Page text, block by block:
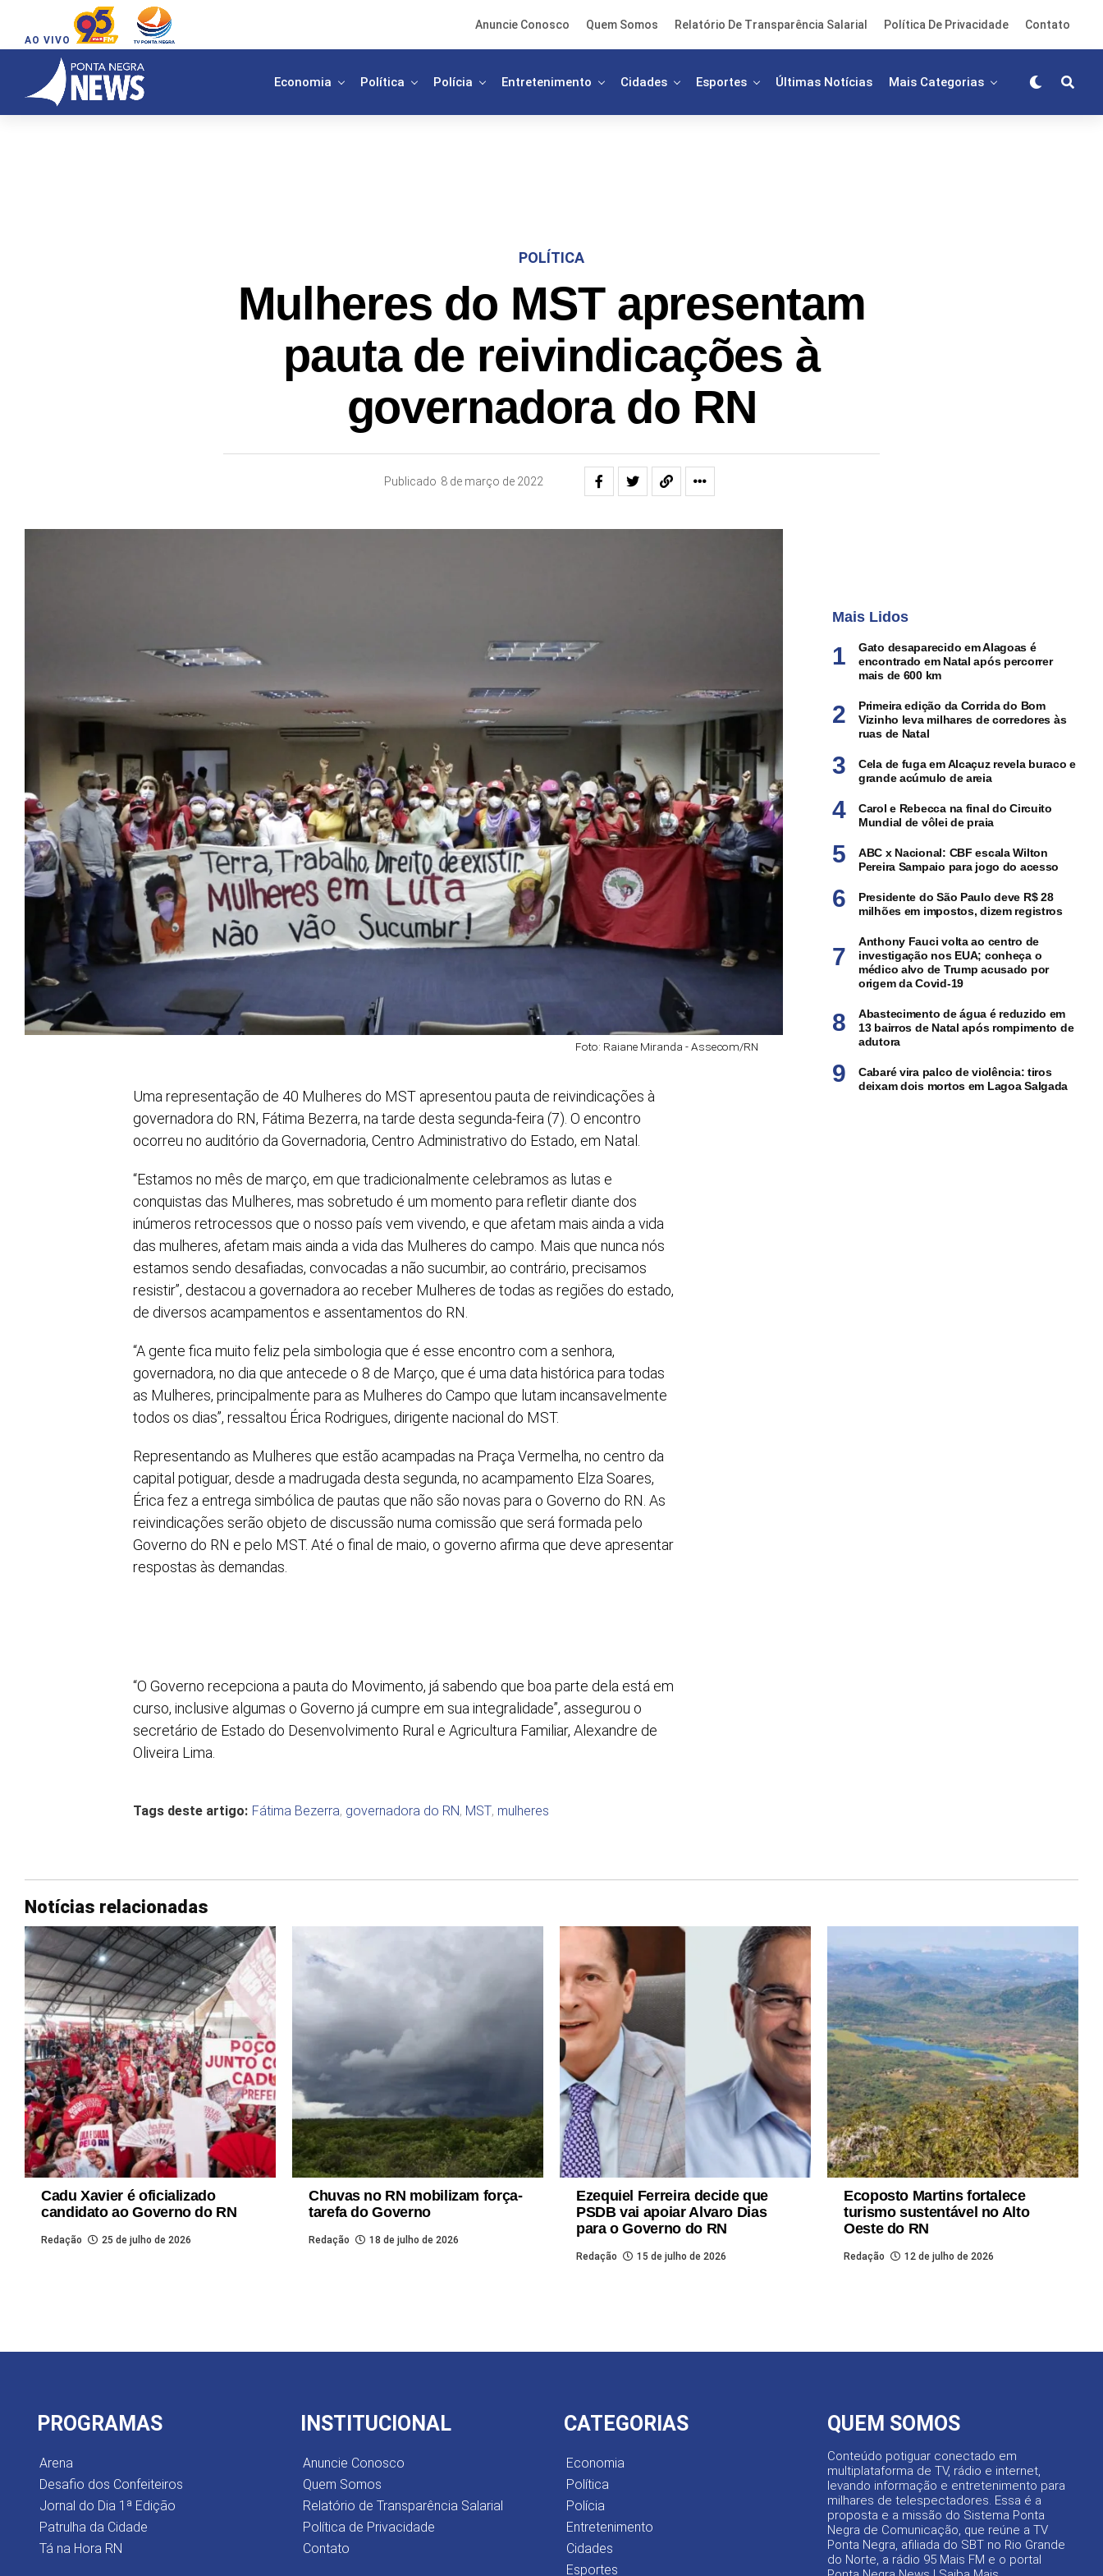
AO VIVO
Anuncie Conosco Quem Somos Relatório De Transparência Salarial Política De Privacidade Contato
Economia Política Polícia Entretenimento Cidades Esportes Últimas Notícias Mais Categorias
POLÍTICA
Mulheres do MST apresentam
pauta de reivindicações à
governadora do RN
Publicado 8 de março de 2022
Foto: Raiane Miranda - Assecom/RN
Uma representação de 40 Mulheres do MST apresentou pauta de reivindicações à
governadora do RN, Fátima Bezerra, na tarde desta segunda-feira (7). O encontro
ocorreu no auditório da Governadoria, Centro Administrativo do Estado, em Natal.
“Estamos no mês de março, em que tradicionalmente celebramos as lutas e
conquistas das Mulheres, mas sobretudo é um momento para refletir diante dos
inúmeros retrocessos que o nosso país vem vivendo, e que afetam mais ainda a vida
das mulheres, afetam mais ainda a vida das Mulheres do campo. Mais que nunca nós
estamos sendo desafiadas, convocadas a não sucumbir, ao contrário, precisamos
resistir”, destacou a governadora ao receber Mulheres de todas as regiões do estado,
de diversos acampamentos e assentamentos do RN.
“A gente fica muito feliz pela simbologia que é esse encontro com a senhora,
governadora, no dia que antecede o 8 de Março, que é uma data histórica para todas
as Mulheres, principalmente para as Mulheres do Campo que lutam incansavelmente
todos os dias”, ressaltou Érica Rodrigues, dirigente nacional do MST.
Representando as Mulheres que estão acampadas na Praça Vermelha, no centro da
capital potiguar, desde a madrugada desta segunda, no acampamento Elza Soares,
Érica fez a entrega simbólica de pautas que não são novas para o Governo do RN. As
reivindicações serão objeto de discussão numa comissão que será formada pelo
Governo do RN e pelo MST. Até o final de maio, o governo afirma que deve apresentar
respostas às demandas.
“O Governo recepciona a pauta do Movimento, já sabendo que boa parte dela está em
curso, inclusive algumas o Governo já cumpre em sua integralidade”, assegurou o
secretário de Estado do Desenvolvimento Rural e Agricultura Familiar, Alexandre de
Oliveira Lima.
Tags deste artigo: Fátima Bezerra, governadora do RN, MST, mulheres
Mais Lidos
Gato desaparecido em Alagoas é
encontrado em Natal após percorrer
mais de 600 km
Primeira edição da Corrida do Bom
Vizinho leva milhares de corredores às
ruas de Natal
Cela de fuga em Alcaçuz revela buraco e
grande acúmulo de areia
Carol e Rebecca na final do Circuito
Mundial de vôlei de praia
ABC x Nacional: CBF escala Wilton
Pereira Sampaio para jogo do acesso
Presidente do São Paulo deve R$ 28
milhões em impostos, dizem registros
Anthony Fauci volta ao centro de
investigação nos EUA; conheça o
médico alvo de Trump acusado por
origem da Covid-19
Abastecimento de água é reduzido em
13 bairros de Natal após rompimento de
adutora
Cabaré vira palco de violência: tiros
deixam dois mortos em Lagoa Salgada
Notícias relacionadas
Cadu Xavier é oficializado
candidato ao Governo do RN
Redação 25 de julho de 2026
Chuvas no RN mobilizam força-
tarefa do Governo
Redação 18 de julho de 2026
Ezequiel Ferreira decide que
PSDB vai apoiar Alvaro Dias
para o Governo do RN
Redação 15 de julho de 2026
Ecoposto Martins fortalece
turismo sustentável no Alto
Oeste do RN
Redação 12 de julho de 2026
PROGRAMAS
Arena
Desafio dos Confeiteiros
Jornal do Dia 1ª Edição
Patrulha da Cidade
Tá na Hora RN
INSTITUCIONAL
Anuncie Conosco
Quem Somos
Relatório de Transparência Salarial
Política de Privacidade
Contato
CATEGORIAS
Economia
Política
Polícia
Entretenimento
Cidades
Esportes
QUEM SOMOS
Conteúdo potiguar conectado em
multiplataforma de TV, rádio e internet,
levando informação e entretenimento para
milhares de telespectadores. Essa é a
proposta e a missão do Sistema Ponta
Negra de Comunicação, que reúne a TV
Ponta Negra, afiliada do SBT no Rio Grande
do Norte, a rádio 95 Mais FM e o portal